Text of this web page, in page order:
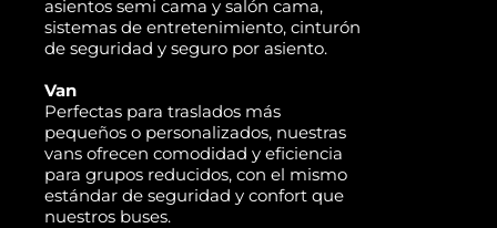
asientos semi cama y salón cama,
sistemas de entretenimiento, cinturón
de seguridad y seguro por asiento.
Van
Perfectas para traslados más
pequeños o personalizados, nuestras
vans ofrecen comodidad y eficiencia
para grupos reducidos, con el mismo
estándar de seguridad y confort que
nuestros buses.